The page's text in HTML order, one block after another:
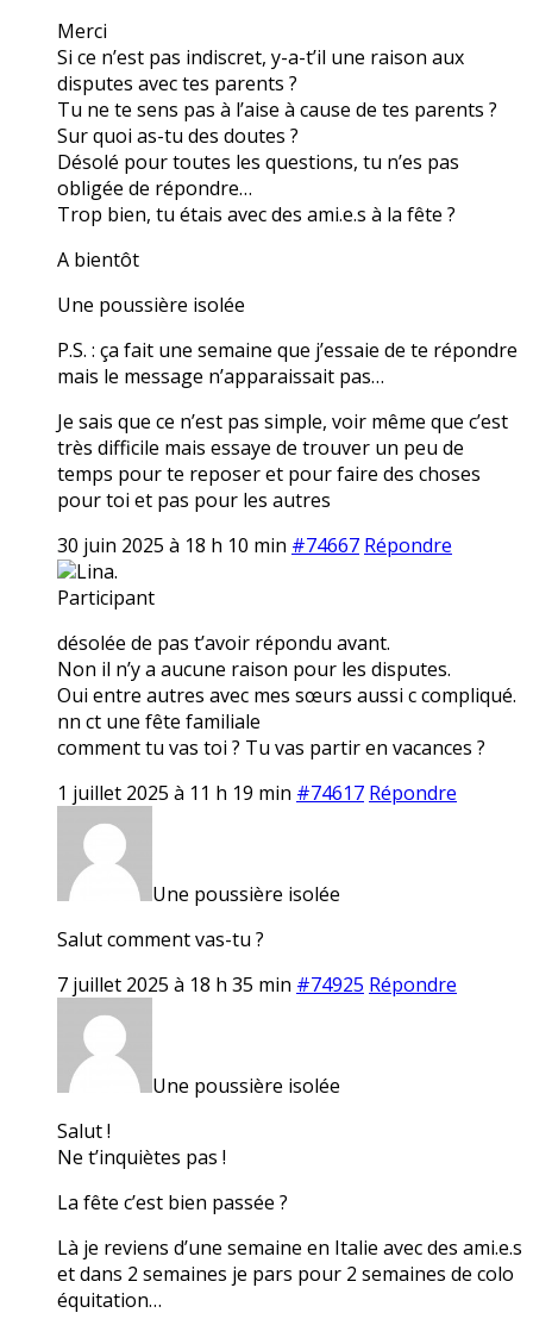
Merci
Si ce n’est pas indiscret, y-a-t’il une raison aux
disputes avec tes parents ?
Tu ne te sens pas à l’aise à cause de tes parents ?
Sur quoi as-tu des doutes ?
Désolé pour toutes les questions, tu n’es pas
obligée de répondre…
Trop bien, tu étais avec des ami.e.s à la fête ?
A bientôt
Une poussière isolée
P.S. : ça fait une semaine que j’essaie de te répondre
mais le message n’apparaissait pas…
Je sais que ce n’est pas simple, voir même que c’est
très difficile mais essaye de trouver un peu de
temps pour te reposer et pour faire des choses
pour toi et pas pour les autres
30 juin 2025 à 18 h 10 min #74667 Répondre
Lina.
Participant
désolée de pas t’avoir répondu avant.
Non il n’y a aucune raison pour les disputes.
Oui entre autres avec mes sœurs aussi c compliqué.
nn ct une fête familiale
comment tu vas toi ? Tu vas partir en vacances ?
1 juillet 2025 à 11 h 19 min #74617 Répondre
Une poussière isolée
Salut comment vas-tu ?
7 juillet 2025 à 18 h 35 min #74925 Répondre
Une poussière isolée
Salut !
Ne t’inquiètes pas !
La fête c’est bien passée ?
Là je reviens d’une semaine en Italie avec des ami.e.s
et dans 2 semaines je pars pour 2 semaines de colo
équitation…